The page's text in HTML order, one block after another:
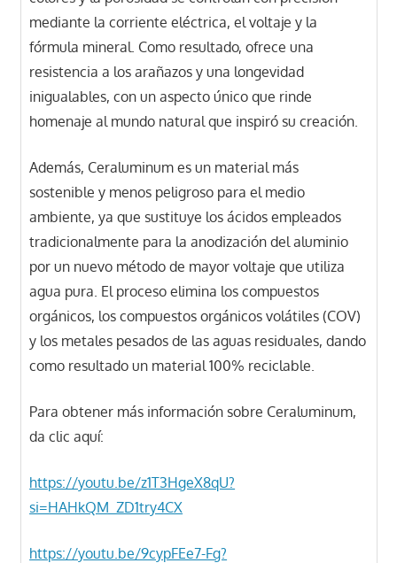
mediante la corriente eléctrica, el voltaje y la
fórmula mineral. Como resultado, ofrece una
resistencia a los arañazos y una longevidad
inigualables, con un aspecto único que rinde
homenaje al mundo natural que inspiró su creación.
Además, Ceraluminum es un material más
sostenible y menos peligroso para el medio
ambiente, ya que sustituye los ácidos empleados
tradicionalmente para la anodización del aluminio
por un nuevo método de mayor voltaje que utiliza
agua pura. El proceso elimina los compuestos
orgánicos, los compuestos orgánicos volátiles (COV)
y los metales pesados de las aguas residuales, dando
como resultado un material 100% reciclable.
Para obtener más información sobre Ceraluminum,
da clic aquí:
https://youtu.be/z1T3HgeX8qU?
si=HAHkQM_ZD1try4CX
https://youtu.be/9cypFEe7-Fg?